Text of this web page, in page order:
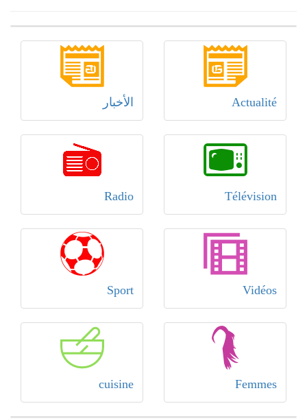
Actualité الأخبار
Télévision
Radio
Vidéos
Sport
Femmes
cuisine